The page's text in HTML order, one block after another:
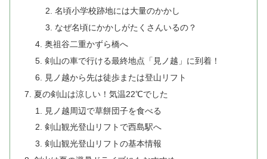
名頃小学校跡地には大量のかかし
なぜ名頃にかかしがたくさんいるの？
奥祖谷二重かずら橋へ
剣山の車で行ける最終地点「見ノ越」に到着！
見ノ越から先は徒歩または登山リフト
夏の剣山は涼しい！気温22℃でした
見ノ越周辺で草餅団子を食べる
剣山観光登山リフトで西島駅へ
剣山観光登山リフトの基本情報